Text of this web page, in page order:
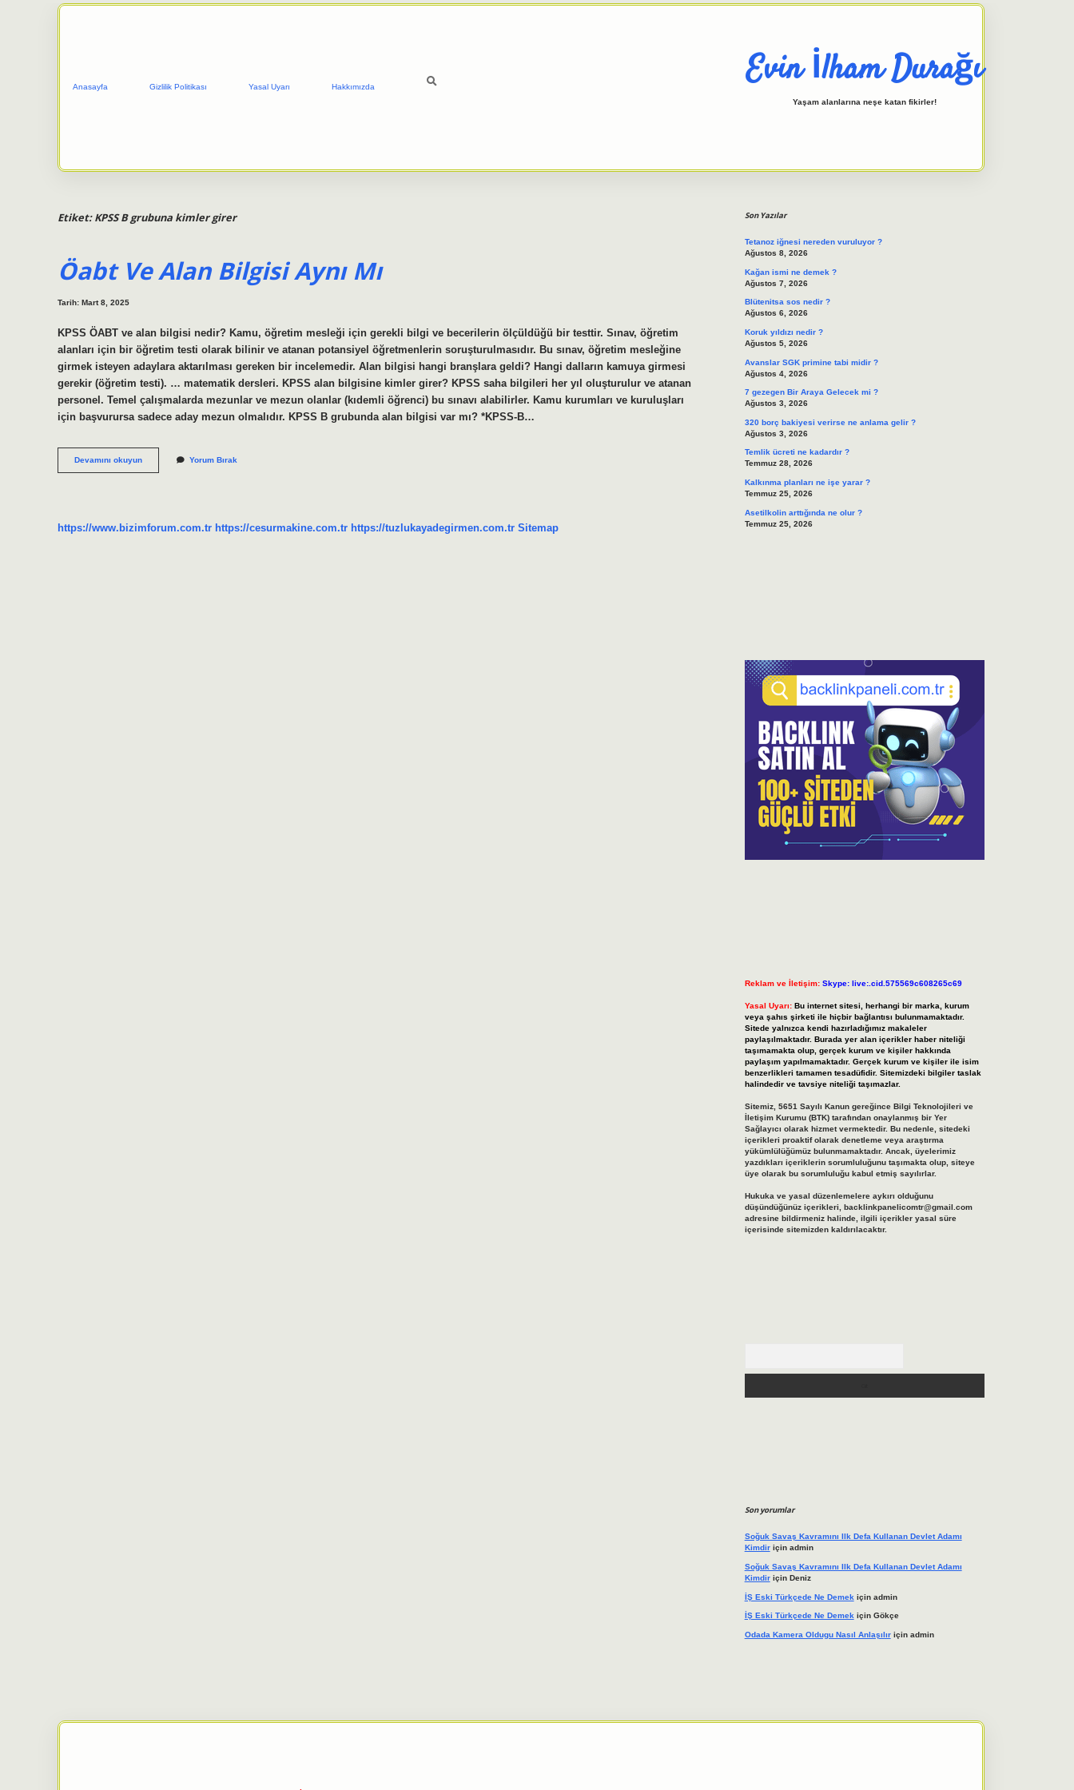
Anasayfa Gizlilik Politikası Yasal Uyarı Hakkımızda Evin İlham Durağı
Yaşam alanlarına neşe katan fikirler!
Etiket:KPSS B grubuna kimler girer
Öabt Ve Alan Bilgisi Aynı Mı
Tarih: Mart 8, 2025
KPSS ÖABT ve alan bilgisi nedir? Kamu, öğretim mesleği için gerekli bilgi ve becerilerin ölçüldüğü bir testtir. Sınav, öğretim
alanları için bir öğretim testi olarak bilinir ve atanan potansiyel öğretmenlerin soruşturulmasıdır. Bu sınav, öğretim mesleğine
girmek isteyen adaylara aktarılması gereken bir incelemedir. Alan bilgisi hangi branşlara geldi? Hangi dalların kamuya girmesi
gerekir (öğretim testi). … matematik dersleri. KPSS alan bilgisine kimler girer? KPSS saha bilgileri her yıl oluşturulur ve atanan
personel. Temel çalışmalarda mezunlar ve mezun olanlar (kıdemli öğrenci) bu sınavı alabilirler. Kamu kurumları ve kuruluşları
için başvurursa sadece aday mezun olmalıdır. KPSS B grubunda alan bilgisi var mı? *KPSS-B…
Devamını okuyunÖabt
Ve
Yorum Bırak
https://www.bizimforum.com.tr https://cesurmakine.com.tr https://tuzlukayadegirmen.com.tr Sitemap
Son Yazılar
Tetanoz iğnesi nereden vuruluyor ?
Ağustos 8, 2026
Kağan ismi ne demek ?
Ağustos 7, 2026
Blütenitsa sos nedir ?
Ağustos 6, 2026
Koruk yıldızı nedir ?
Ağustos 5, 2026
Avanslar SGK primine tabi midir ?
Ağustos 4, 2026
7 gezegen Bir Araya Gelecek mi ?
Ağustos 3, 2026
320 borç bakiyesi verirse ne anlama gelir ?
Ağustos 3, 2026
Temlik ücreti ne kadardır ?
Temmuz 28, 2026
Kalkınma planları ne işe yarar ?
Temmuz 25, 2026
Asetilkolin arttığında ne olur ?
Temmuz 25, 2026
Reklam ve İletişim: Skype: live:.cid.575569c608265c69
Yasal Uyarı: Bu internet sitesi, herhangi bir marka, kurum
veya şahıs şirketi ile hiçbir bağlantısı bulunmamaktadır.
Sitede yalnızca kendi hazırladığımız makaleler
paylaşılmaktadır. Burada yer alan içerikler haber niteliği
taşımamakta olup, gerçek kurum ve kişiler hakkında
paylaşım yapılmamaktadır. Gerçek kurum ve kişiler ile isim
benzerlikleri tamamen tesadüfidir. Sitemizdeki bilgiler taslak
halindedir ve tavsiye niteliği taşımazlar.
Sitemiz, 5651 Sayılı Kanun gereğince Bilgi Teknolojileri ve
İletişim Kurumu (BTK) tarafından onaylanmış bir Yer
Sağlayıcı olarak hizmet vermektedir. Bu nedenle, sitedeki
içerikleri proaktif olarak denetleme veya araştırma
yükümlülüğümüz bulunmamaktadır. Ancak, üyelerimiz
yazdıkları içeriklerin sorumluluğunu taşımakta olup, siteye
üye olarak bu sorumluluğu kabul etmiş sayılırlar.
Hukuka ve yasal düzenlemelere aykırı olduğunu
düşündüğünüz içerikleri, backlinkpanelicomtr@gmail.com
adresine bildirmeniz halinde, ilgili içerikler yasal süre
içerisinde sitemizden kaldırılacaktır.
Son yorumlar
Soğuk Savaş Kavramını Ilk Defa Kullanan Devlet Adamı
Kimdiriçin admin
Soğuk Savaş Kavramını Ilk Defa Kullanan Devlet Adamı
Kimdiriçin Deniz
İŞ Eski Türkçede Ne Demek için admin
İŞ Eski Türkçede Ne Demek için Gökçe
Odada Kamera Oldugu Nasıl Anlaşılıriçin admin